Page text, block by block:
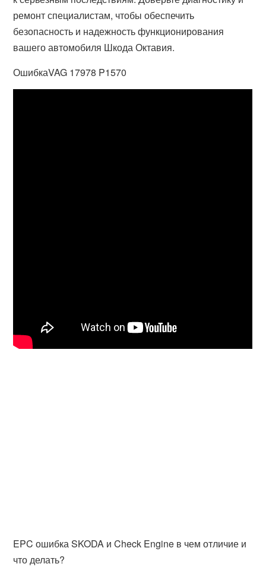
ремонт специалистам, чтобы обеспечить
безопасность и надежность функционирования
вашего автомобиля Шкода Октавия.
ОшибкаVAG 17978 P1570
EPC ошибка SKODA и Check Engine в чем отличие и
что делать?